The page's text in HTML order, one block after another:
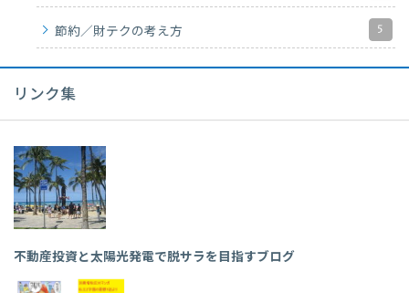
節約／財テクの考え方 5
リンク集
不動産投資と太陽光発電で脱サラを目指すブログ